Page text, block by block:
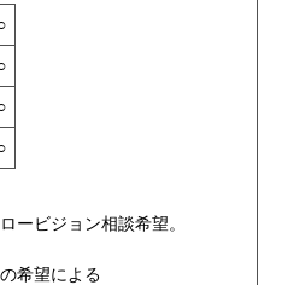
ービジョン相談希望。
希望による